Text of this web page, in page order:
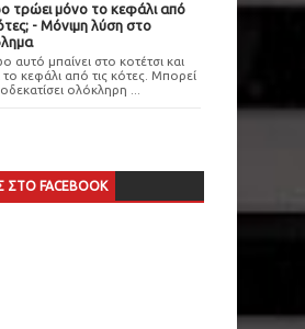
τρώει μόνο το κεφάλι από
- Μόνιμη λύση στο
αυτό μπαίνει στο κοτέτσι και
το κεφάλι από τις κότες. Μπορεί
ολόκληρη ...
FACEBOOK